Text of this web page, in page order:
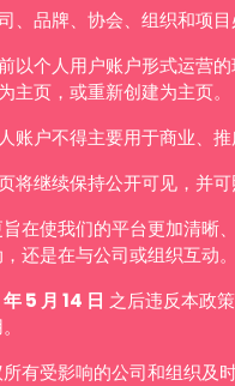
、品牌、协会、组织和项
以个人用户账户形式运营
主页，或重新创建为主页。
账户不得主要用于商业、推
将继续保持公开可见，并
在使我们的平台更加清晰
还是在与公司或组织互动。
5 月 14 日 之后违反本政
有受影响的公司和组织及